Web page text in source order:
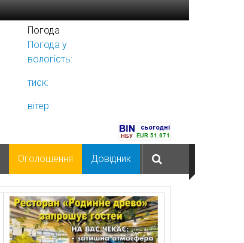
Погода
Погода у
вологість:
тиск:
вітер:
Оголошення Довідник